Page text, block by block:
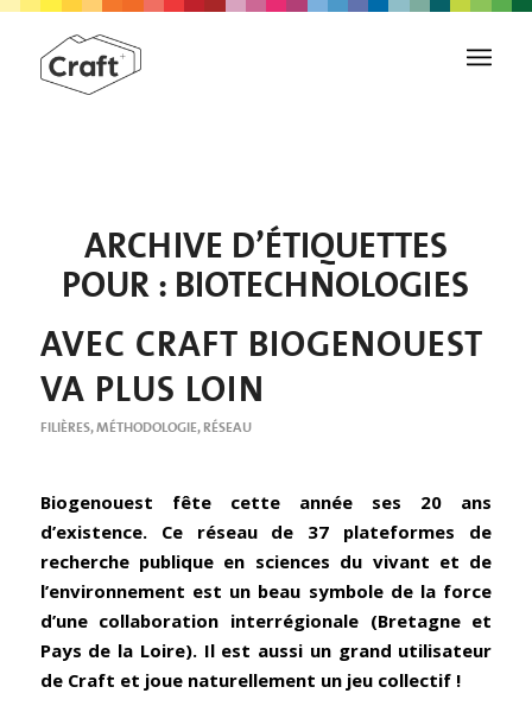
ARCHIVE D’ÉTIQUETTES
POUR :BIOTECHNOLOGIES
AVEC CRAFT BIOGENOUEST
VA PLUS LOIN
FILIÈRES,MÉTHODOLOGIE,RÉSEAU
Biogenouest fête cette année ses 20 ans
d’existence. Ce réseau de 37 plateformes de
recherche publique en sciences du vivant et de
l’environnement est un beau symbole de la force
d’une collaboration interrégionale (Bretagne et
Pays de la Loire). Il est aussi un grand utilisateur
de Craft et joue naturellement un jeu collectif !